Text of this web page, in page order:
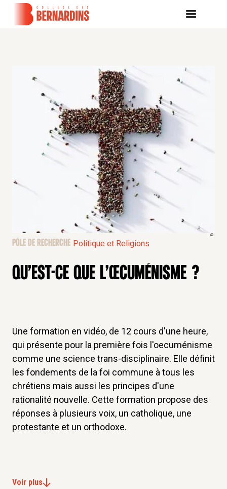
©
PÔLE DE RECHERCHE Politique et Religions
QU’EST-CE QUE L’ŒCUMÉNISME ?
Une formation en vidéo, de 12 cours d'une heure,
qui présente pour la première fois l'oecuménisme
comme une science trans-disciplinaire. Elle définit
les fondements de la foi commune à tous les
chrétiens mais aussi les principes d'une
rationalité nouvelle. Cette formation propose des
réponses à plusieurs voix, un catholique, une
protestante et un orthodoxe.
Voir plus